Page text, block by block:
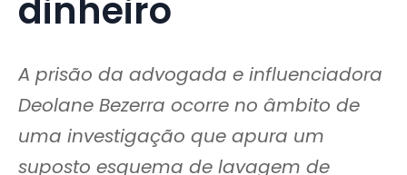
dinheiro
A prisão da advogada e influenciadora
Deolane Bezerra ocorre no âmbito de
uma investigação que apura um
suposto esquema de lavagem de